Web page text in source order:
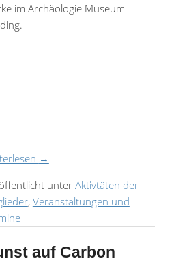
im Archäologie Museum
→
unter Aktivtäten der
, Veranstaltungen und
auf Carbon